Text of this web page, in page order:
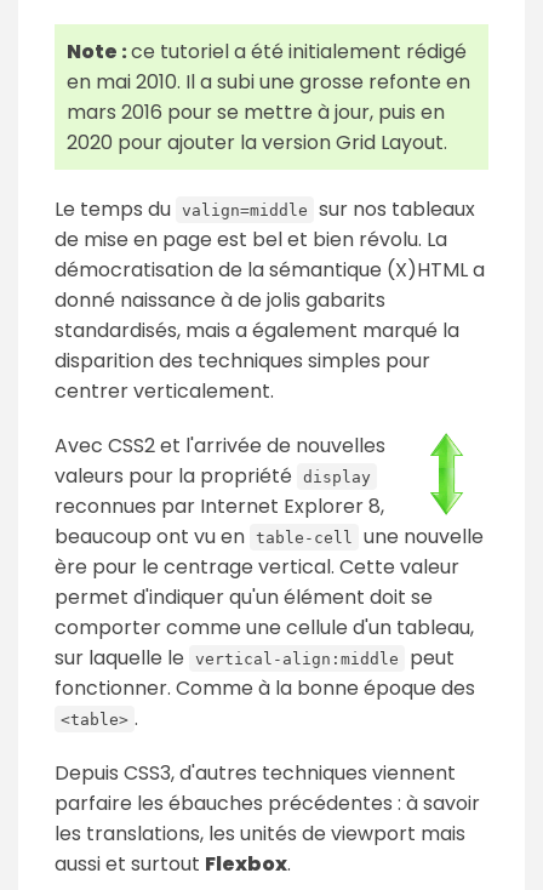
Note :ce tutoriel a été initialement rédigé
en mai 2010. Il a subi une grosse refonte en
mars 2016 pour se mettre à jour, puis en
2020 pour ajouter la version Grid Layout.
Le temps du valign=middle
sur nos tableaux
de mise en page est bel et bien révolu. La
démocratisation de la sémantique (X)HTML a
donné naissance à de jolis gabarits
standardisés, mais a également marqué la
disparition des techniques simples pour
centrer verticalement.
Avec CSS2 et l'arrivée de nouvelles
valeurs pour la propriété
display
reconnues par Internet Explorer 8,
beaucoup ont vu en table-cell
une nouvelle
ère pour le centrage vertical. Cette valeur
permet d'indiquer qu'un élément doit se
comporter comme une cellule d'un tableau,
sur laquelle le
vertical-align:middle
peut
fonctionner. Comme à la bonne époque des
<table> .
Depuis CSS3, d'autres techniques viennent
parfaire les ébauches précédentes : à savoir
les translations, les unités de viewport mais
aussi et surtout Flexbox.